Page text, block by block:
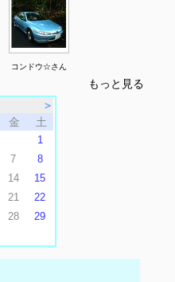
コンドウ☆さん
もっと見る
＞
金 土
1
7
8
14
15
21
22
28
29